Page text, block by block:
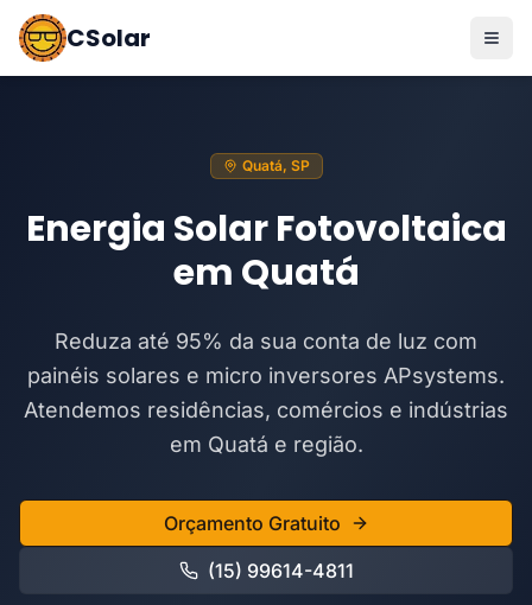
CSolar
Quatá, SP
Energia Solar Fotovoltaica
em Quatá
Reduza até 95% da sua conta de luz com
painéis solares e micro inversores APsystems.
Atendemos residências, comércios e indústrias
em Quatá e região.
Orçamento Gratuito
(15) 99614-4811